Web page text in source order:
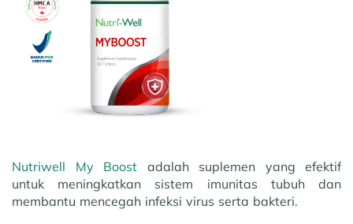
Nutriwell My Boost adalah suplemen yang efektif
untuk meningkatkan sistem imunitas tubuh dan
membantu mencegah infeksi virus serta bakteri.